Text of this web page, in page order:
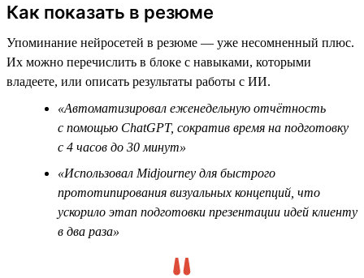
Как показать в резюме
Упоминание нейросетей в резюме — уже несомненный плюс.
Их можно перечислить в блоке с навыками, которыми
владеете, или описать результаты работы с ИИ.
«Автоматизировал еженедельную отчётность
с помощью ChatGPT, сократив время на подготовку
с 4 часов до 30 минут»
«Использовал Midjourney для быстрого
прототипирования визуальных концепций, что
ускорило этап подготовки презентации идей клиенту
в два раза»